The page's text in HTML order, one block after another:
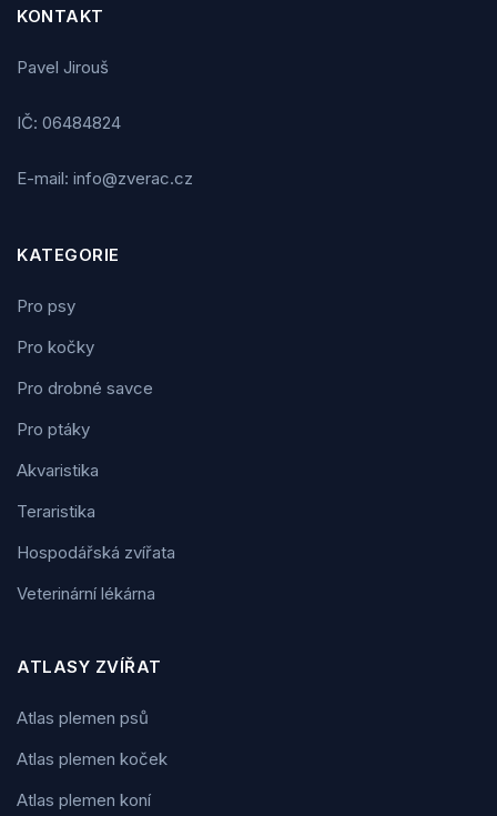
KONTAKT
Pavel Jirouš
IČ: 06484824
E-mail: info@zverac.cz
KATEGORIE
Pro psy
Pro kočky
Pro drobné savce
Pro ptáky
Akvaristika
Teraristika
Hospodářská zvířata
Veterinární lékárna
ATLASY ZVÍŘAT
Atlas plemen psů
Atlas plemen koček
Atlas plemen koní